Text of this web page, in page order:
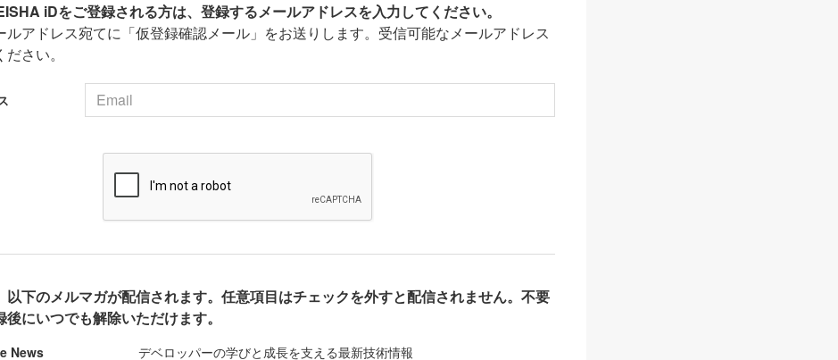
iDをご登録される方は、登録するメールアドレスを入力してください。
ルアドレス宛てに「仮登録確認メール」をお送りします。受信可能なメールアドレス
さい。
以下のメルマガが配信されます。任意項目はチェックを外すと配信されません。不要
にいつでも解除いただけます。
News
デベロッパーの学びと成長を支える最新技術情報